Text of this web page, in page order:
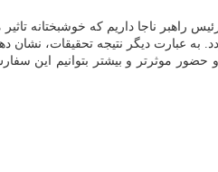
راهبر ناجا داریم كه خوشبختانه
عبارت دیگر نتیجه تحقیقات، نشان
موثرتر و بیشتر بتوانیم این